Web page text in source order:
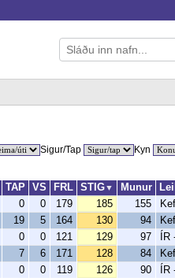
Sigur/Tap Kyn
TAP VS FRL STIG▼ Munur
0 0 179 185 155
19 5 164 130 94
0 0 121 129 97
7 6 171 128 84
0 0 119 126 90